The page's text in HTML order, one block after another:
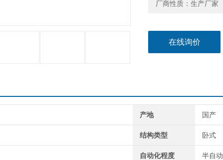
厂商性质：生产厂家
在线询价
产地 国产
结构类型 卧式
自动化程度 半自动